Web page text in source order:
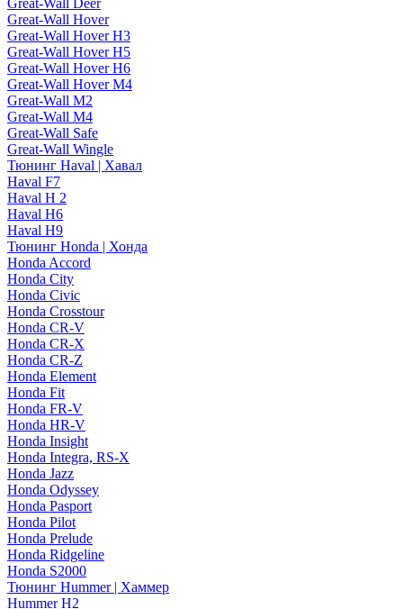
Great-Wall Deer
Great-Wall Hover
Great-Wall Hover H3
Great-Wall Hover H5
Great-Wall Hover H6
Great-Wall Hover M4
Great-Wall M2
Great-Wall M4
Great-Wall Safe
Great-Wall Wingle
Тюнинг Haval | Хавал
Haval F7
Haval H 2
Haval H6
Haval H9
Тюнинг Honda | Хонда
Honda Accord
Honda City
Honda Civic
Honda Crosstour
Honda CR-V
Honda CR-X
Honda CR-Z
Honda Element
Honda Fit
Honda FR-V
Honda HR-V
Honda Insight
Honda Integra, RS-X
Honda Jazz
Honda Odyssey
Honda Pasport
Honda Pilot
Honda Prelude
Honda Ridgeline
Honda S2000
Тюнинг Hummer | Хаммер
Hummer H2